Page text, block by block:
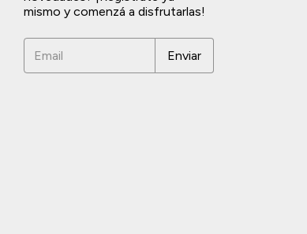
mismo y comenzá a disfrutarlas!